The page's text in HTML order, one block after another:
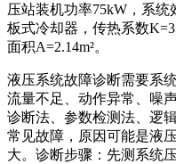
压站装机功率75kW，系统
板式冷却器，传热系数
面积A=2.14m²。
液压系统故障诊断需要系
流量不足、动作异常、噪
诊断法、参数检测法、逻
常见故障，原因可能是液
大。诊断步骤：先测系统